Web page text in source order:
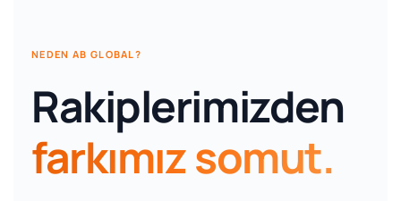
NEDEN AB GLOBAL?
Rakiplerimizden
farkımız somut.